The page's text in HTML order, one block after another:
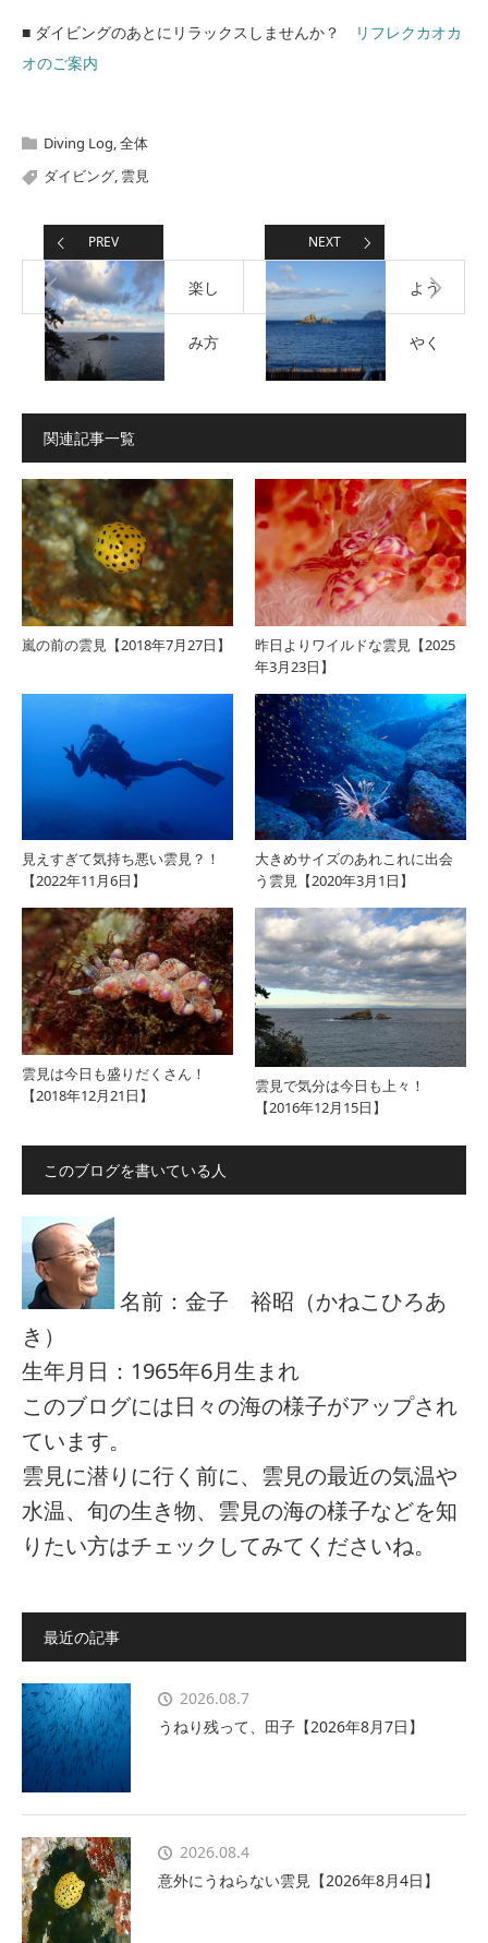
■ ダイビングのあとにリラックスしませんか？
リフレクカオカ
オのご案内
Diving Log,全体
ダイビング, 雲見
PREV
楽し
み方
な雲
【2016
日】
NEXT
よう
やく
なっ
た雲
見
年1
月21
日】
関連記事一覧
嵐の前の雲見【2018年7月27日】
昨日よりワイルドな雲見【2025
年3月23日】
見えすぎて気持ち悪い雲見？！
【2022年11月6日】
大きめサイズのあれこれに出会
う雲見【2020年3月1日】
雲見は今日も盛りだくさん！
【2018年12月21日】
雲見で気分は今日も上々！
【2016年12月15日】
このブログを書いている人
名前：金子 裕昭（かねこひろあ
き）
生年月日：1965年6月生まれ
このブログには日々の海の様子がアップされ
ています。
雲見に潜りに行く前に、雲見の最近の気温や
水温、旬の生き物、雲見の海の様子などを知
りたい方はチェックしてみてくださいね。
最近の記事
2026.08.7
うねり残って、田子【2026年8月7日】
2026.08.4
意外にうねらない雲見【2026年8月4日】